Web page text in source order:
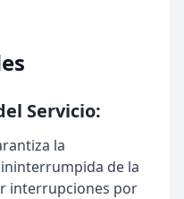
Servicio:
la
de la
interrupciones por